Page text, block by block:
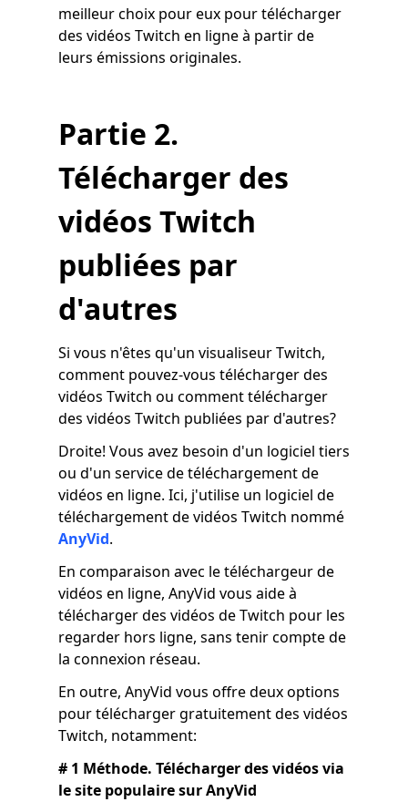
meilleur choix pour eux pour télécharger
des vidéos Twitch en ligne à partir de
leurs émissions originales.
Partie 2.
Télécharger des
vidéos Twitch
publiées par
d'autres
Si vous n'êtes qu'un visualiseur Twitch,
comment pouvez-vous télécharger des
vidéos Twitch ou comment télécharger
des vidéos Twitch publiées par d'autres?
Droite! Vous avez besoin d'un logiciel tiers
ou d'un service de téléchargement de
vidéos en ligne. Ici, j'utilise un logiciel de
téléchargement de vidéos Twitch nommé
AnyVid.
En comparaison avec le téléchargeur de
vidéos en ligne, AnyVid vous aide à
télécharger des vidéos de Twitch pour les
regarder hors ligne, sans tenir compte de
la connexion réseau.
En outre, AnyVid vous offre deux options
pour télécharger gratuitement des vidéos
Twitch, notamment:
# 1 Méthode. Télécharger des vidéos via
le site populaire sur AnyVid